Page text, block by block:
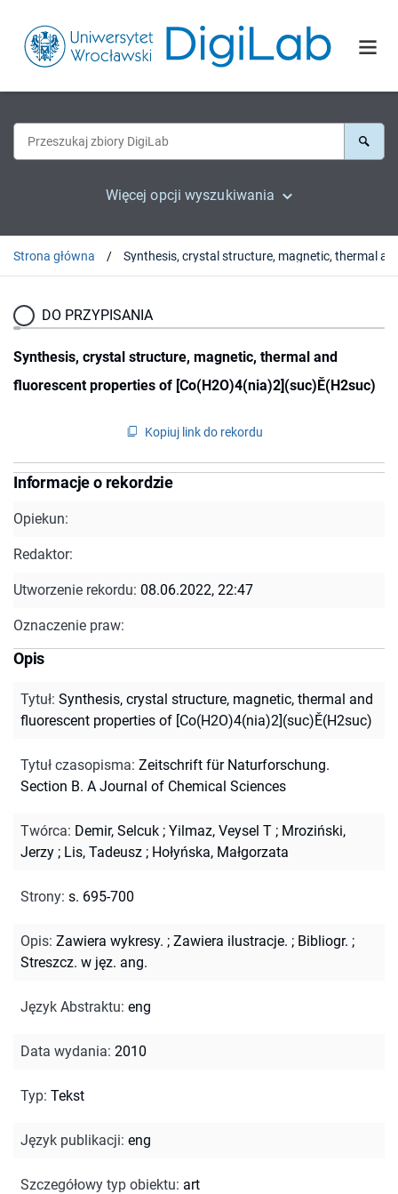
Więcej opcji wyszukiwania
Strona główna
DO PRZYPISANIA
Synthesis, crystal structure, magnetic, thermal and
fluorescent properties of [Co(H2O)4(nia)2](suc)Ě(H2suc)
Kopiuj link do rekordu
Informacje o rekordzie
Opiekun:
Redaktor:
Utworzenie rekordu: 08.06.2022, 22:47
Oznaczenie praw:
Opis
Tytuł: Synthesis, crystal structure, magnetic, thermal and
fluorescent properties of [Co(H2O)4(nia)2](suc)Ě(H2suc)
Tytuł czasopisma: Zeitschrift für Naturforschung.
Section B. A Journal of Chemical Sciences
Twórca: Demir, Selcuk ; Yilmaz, Veysel T ; Mroziński,
Jerzy ; Lis, Tadeusz ; Hołyńska, Małgorzata
Strony: s. 695-700
Opis: Zawiera wykresy. ; Zawiera ilustracje. ; Bibliogr. ;
Streszcz. w jęz. ang.
Język Abstraktu: eng
Data wydania: 2010
Typ: Tekst
Język publikacji: eng
Szczegółowy typ obiektu: art